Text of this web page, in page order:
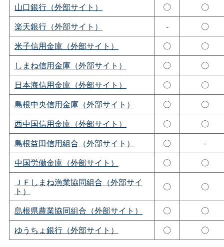
山口銀行（外部サイト）
〇
〇
楽天銀行（外部サイト）
-
〇
米子信用金庫（外部サイト）
〇
〇
しまね信用金庫（外部サイト）
〇
〇
日本海信用金庫（外部サイト）
〇
〇
島根中央信用金庫（外部サイト）
〇
〇
西中国信用金庫（外部サイト）
〇
〇
島根益田信用組合（外部サイト）
〇
-
中国労働金庫（外部サイト）
〇
〇
ＪＦしまね漁業協同組合（外部サイ
ト） 〇 〇
島根県農業協同組合（外部サイト） 〇
〇
ゆうちょ銀行（外部サイト）
〇 〇